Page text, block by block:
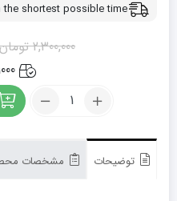
the shortest possible time
2,300,000 تومان
1000 در
کود
مخصوص
5
توضیحات مشخصات